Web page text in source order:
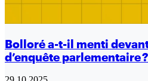
Bolloré a-t-il menti
d’enquête parlementaire ?